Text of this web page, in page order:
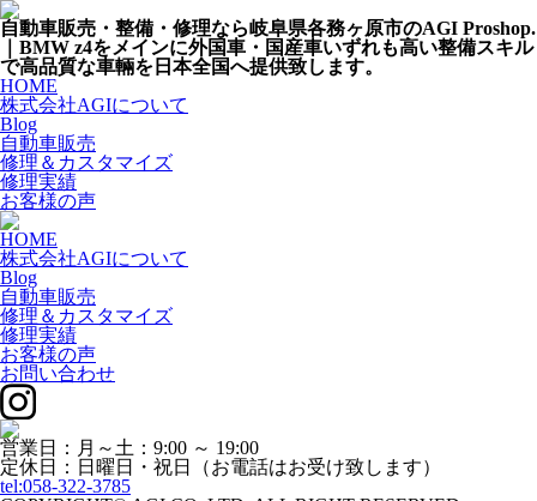
自動車販売・整備・修理なら岐阜県各務ヶ原市のAGI Proshop.
｜BMW z4をメインに外国車・国産車いずれも高い整備スキル
で高品質な車輛を日本全国へ提供致します。
HOME
株式会社AGIについて
Blog
自動車販売
修理＆カスタマイズ
修理実績
お客様の声
HOME
株式会社AGIについて
Blog
自動車販売
修理＆カスタマイズ
修理実績
お客様の声
お問い合わせ
営業日：月～土：9:00 ～ 19:00
定休日：日曜日・祝日（お電話はお受け致します）
tel:058-322-3785